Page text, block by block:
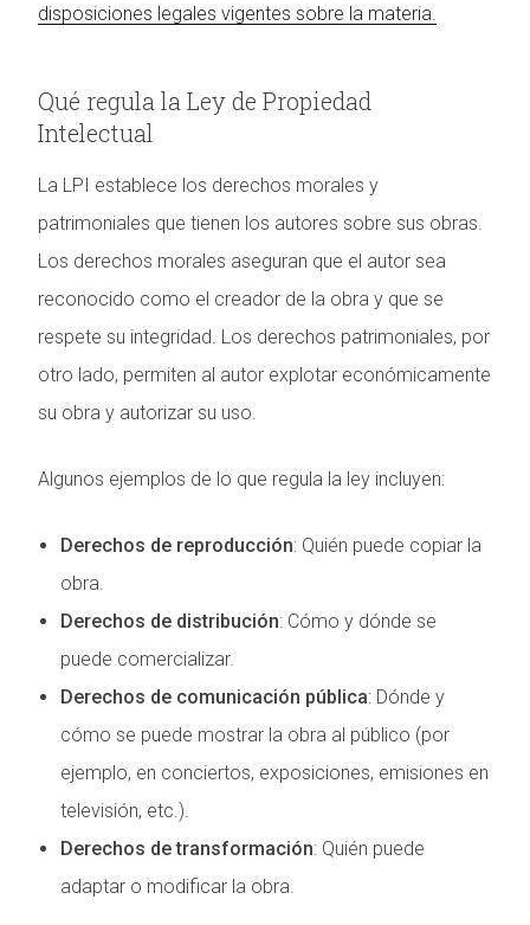
disposiciones legales vigentes sobre la materia.
Qué regula la Ley de Propiedad
Intelectual
La LPI establece los derechos morales y
patrimoniales que tienen los autores sobre sus obras.
Los derechos morales aseguran que el autor sea
reconocido como el creador de la obra y que se
respete su integridad. Los derechos patrimoniales, por
otro lado, permiten al autor explotar económicamente
su obra y autorizar su uso.
Algunos ejemplos de lo que regula la ley incluyen:
Derechos de reproducción: Quién puede copiar la
obra.
Derechos de distribución: Cómo y dónde se
puede comercializar.
Derechos de comunicación pública: Dónde y
cómo se puede mostrar la obra al público (por
ejemplo, en conciertos, exposiciones, emisiones en
televisión, etc.).
Derechos de transformación: Quién puede
adaptar o modificar la obra.